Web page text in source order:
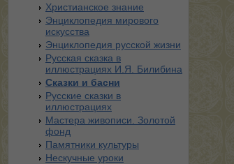
Христианское знание
Энциклопедия мирового
искусства
Энциклопедия русской жизни
Русская сказка в
иллюстрациях И.Я. Билибина
Сказки и басни
Русские сказки в
иллюстрациях
Мастера живописи. Золотой
фонд
Памятники культуры
Нескучные уроки